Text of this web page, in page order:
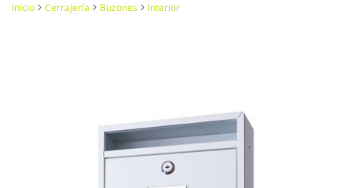
Inicio Cerrajería Buzones Interior